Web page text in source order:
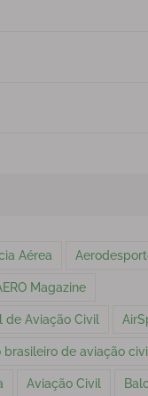
Aérea
Magazine
de Aviação Civil
brasileiro de aviação
Aviação Civil